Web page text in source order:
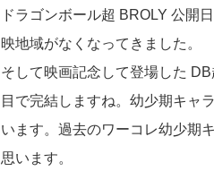
ドラゴンボール超 BROLY 公開
映地域がなくなってきました。
そして映画記念して登場した
目で完結しますね。幼少期キャ
います。過去のワーコレ幼少期
思います。